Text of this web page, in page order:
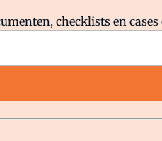
manifestwaar VMN media
checklists en cases